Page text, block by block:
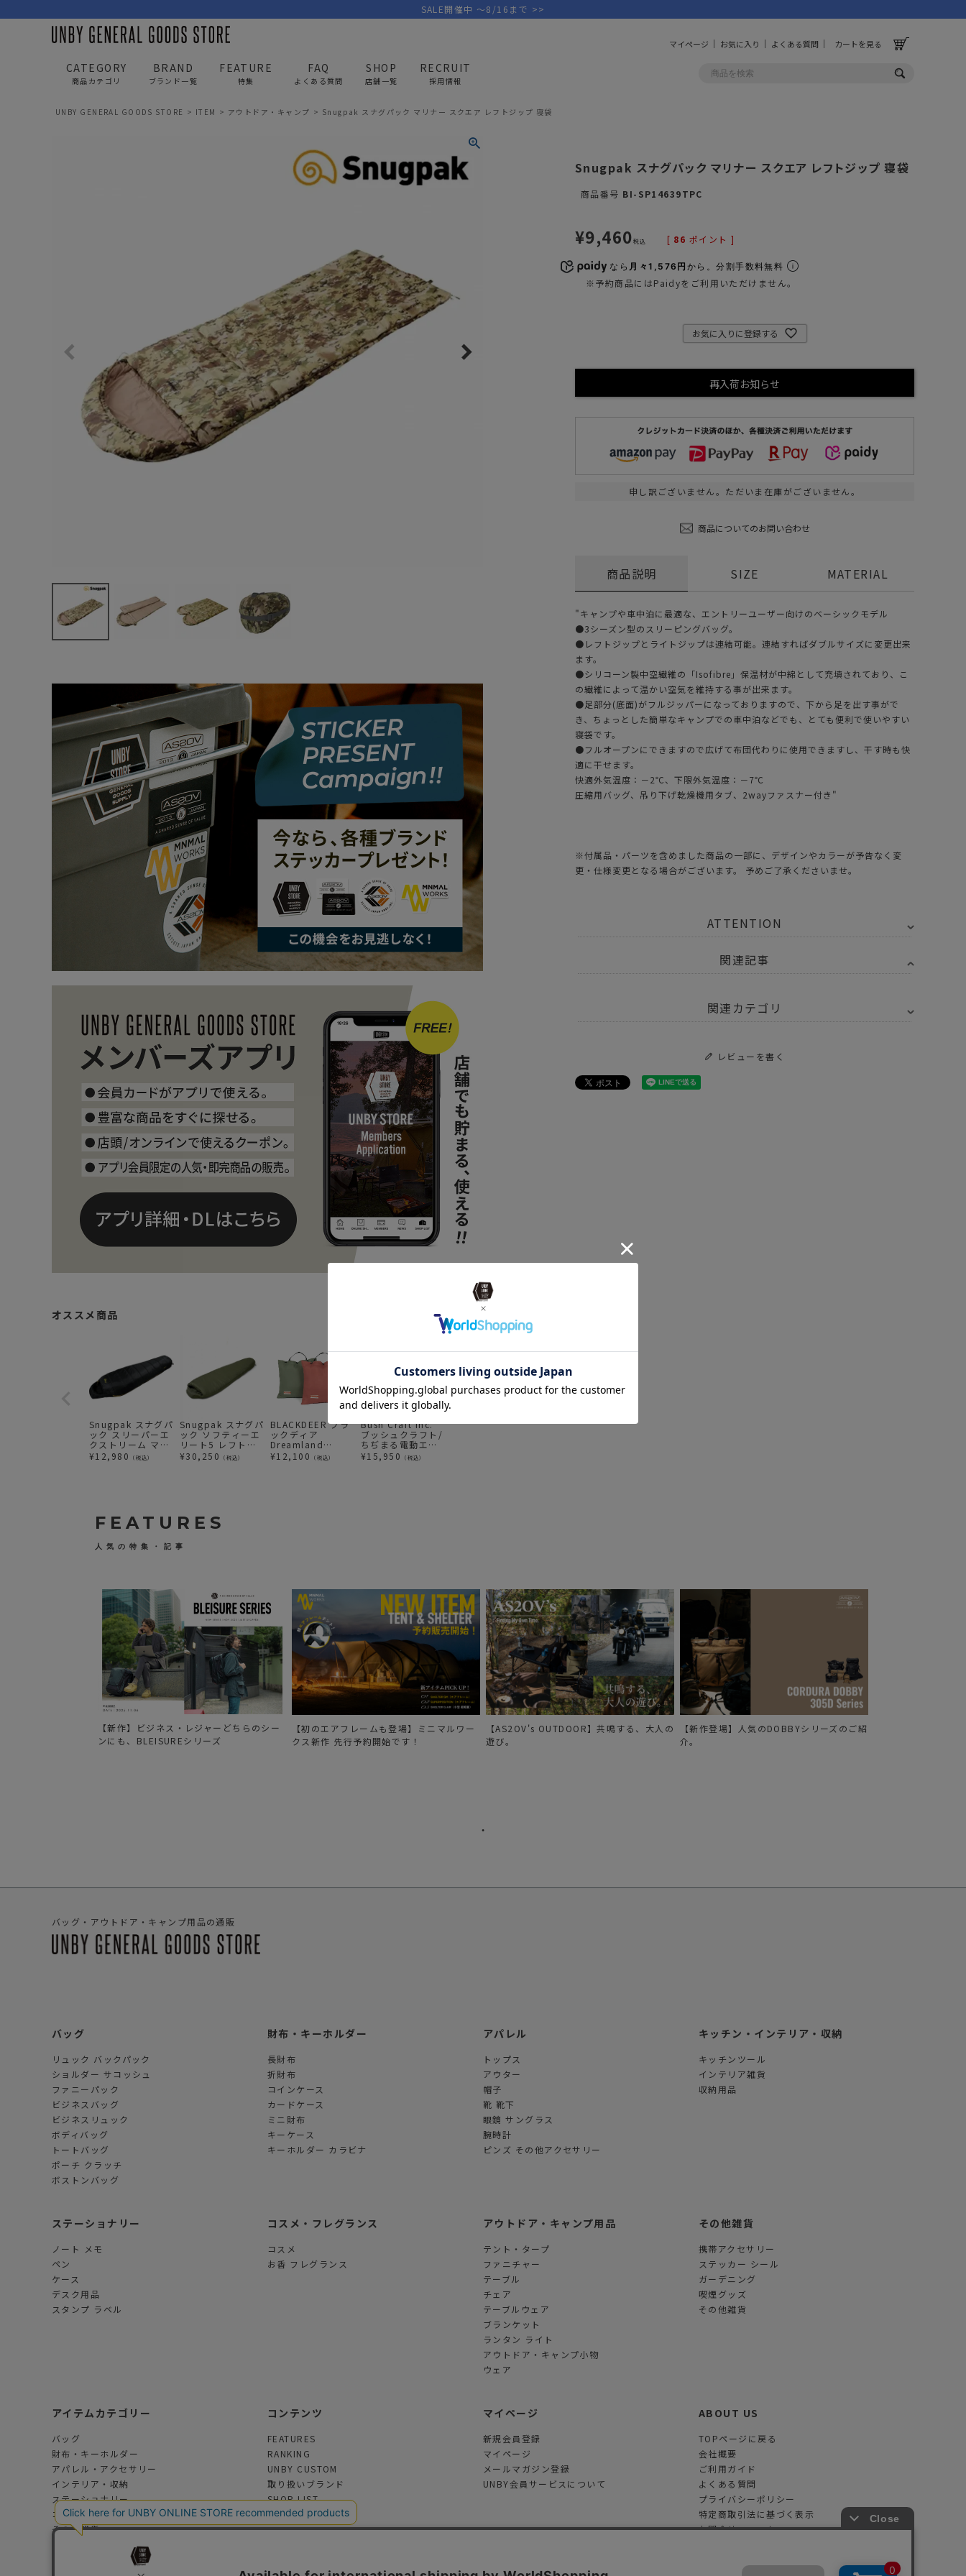
CATEGORY
商品カテゴリ
APPAREL
アパレル
キャップ/帽子
シューズ/靴下
サングラス/メガネ
時計
その他
アウトドア
寝具
キッチン
フィールドギア
ゴルフ
バッグ/ポーチ
クラブケース
ウェア/アパレル
その他
キッチンツール
インテリア
ステーショナリー
スマホアクセ
食品/調味料
その他/ホビー
BRAND
ブランド一覧
PICK UP BRAND
その他の取扱ブランド一覧はこちら
FEATURE
特集
FAQ
よくある質問
SHOP
店舗一覧
RECRUIT
採用情報
マイページ お気に入り よくある質問 カートを見る
SALE開催中 ～8/16まで >>
UNBY GENERAL GOODS STORE ITEM アウトドア・キャンプ Snugpak スナグパック マリナー スクエア レフトジップ 寝袋
オススメ商品
Snugpak スナグパ
ック スリーパーエ
クストリーム マミ
ー ライトジップ/
ブラック
¥12,980 （税込）
Snugpak スナグパ
ック ソフティーエ
リート5 レフトジ
ップオリーブ
¥30,250 （税込）
BLACKDEER ブラ
ックディア
Dreamland
sleeping
¥12,100 （税込）
Bush Craft Inc.
ブッシュクラフト/
ちぢまる電動エア
ーマット
¥15,950 （税込）
CARGO
NANGA ナンガ
NANGA ナンガ
Snugpak スナグパック マリナー スクエア レフトジップ 寝袋
商品番号 BI-SP14639TPC
¥9,460税込 [ 86 ポイント ]
なら 月々1,576円 から。分割手数料無料
※予約商品にはPaidyをご利用いただけません。
お気に入りに登録する
再入荷お知らせ
申し訳ございません。ただいま在庫がございません。
商品についてのお問い合わせ
商品説明
"キャンプや車中泊に最適な、エントリーユーザー向けのベーシックモデル
●3シーズン型のスリーピングバッグ。
●レフトジップとライトジップは連結可能。連結すればダブルサイズに変更出来
ます。
●シリコーン製中空繊維の「Isofibre」保温材が中綿として充填されており、こ
の繊維によって温かい空気を維持する事が出来ます。
●足部分(底面)がフルジッパーになっておりますので、下から足を出す事がで
き、ちょっとした簡単なキャンプでの車中泊などでも、とても便利で使いやすい
寝袋です。
●フルオープンにできますので広げて布団代わりに使用できますし、干す時も快
適に干せます。
快適外気温度：－2℃、下限外気温度：－7℃
圧縮用バッグ、吊り下げ乾燥機用タブ、2wayファスナー付き"
※付属品・パーツを含めました商品の一部に、デザインやカラーが予告なく変
更・仕様変更となる場合がございます。 予めご了承くださいませ。
SIZE MATERIAL
ATTENTION
関連記事
関連カテゴリ
ITEM アウトドア・キャンプ用品
レビューを書く
FEATURES
人気の特集・記事
【新作】ビジネス・レジャーどちらのシー
ンにも、BLEISUREシリーズ
【初のエアフレームも登場】ミニマルワー
クス新作 先行予約開始です！
【AS2OV's OUTDOOR】共鳴する、大人の
遊び。
【新作登場】人気のDOBBYシリーズのご紹
介。
バッグ・アウトドア・キャンプ用品の通販
バッグ
リュック バックパック
ショルダー サコッシュ
ファニーパック
ビジネスバッグ
ビジネスリュック
ボディバッグ
トートバッグ
ポーチ クラッチ
ボストンバッグ
財布・キーホルダー
長財布
折財布
コインケース
カードケース
ミニ財布
キーケース
キーホルダー カラビナ
アパレル
トップス
アウター
帽子
靴 靴下
眼鏡 サングラス
腕時計
ピンズ その他アクセサリー
キッチン・インテリア・収納
キッチンツール
インテリア雑貨
収納用品
ステーショナリー
ノート メモ
ペン
ケース
デスク用品
スタンプ ラベル
コスメ・フレグランス
コスメ
お香 フレグランス
アウトドア・キャンプ用品
テント・タープ
ファニチャー
テーブル
チェア
テーブルウェア
ブランケット
ランタン ライト
アウトドア・キャンプ小物
ウェア
その他雑貨
携帯アクセサリー
ステッカー シール
ガーデニング
喫煙グッズ
その他雑貨
アイテムカテゴリー
バッグ
財布・キーホルダー
アパレル・アクセサリー
インテリア・収納
ステーショナリー
コスメ・フレグランス
その他雑貨
コンテンツ
FEATURES
RANKING
UNBY CUSTOM
取り扱いブランド
SHOP LIST
マイページ
新規会員登録
マイページ
メールマガジン登録
UNBY会員サービスについて
ABOUT US
TOPページに戻る
会社概要
ご利用ガイド
よくある質問
プライバシーポリシー
特定商取引法に基づく表示
お問合せフォーム